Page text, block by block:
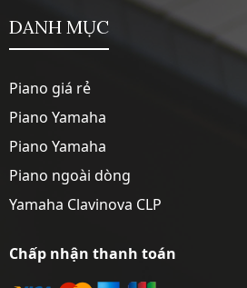
DANH MỤC
Piano giá rẻ
Piano Yamaha
Piano Yamaha
Piano ngoài dòng
Yamaha Clavinova CLP
Chấp nhận thanh toán